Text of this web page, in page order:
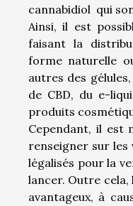
cannabidiol qui
Ainsi, il est
faisant la
forme naturelle
autres des
de CBD, du e-
produits
Cependant, il est
renseigner sur les
légalisés pour la
lancer. Outre
avantageux, à